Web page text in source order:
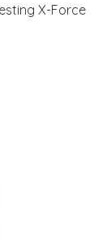
X-Force